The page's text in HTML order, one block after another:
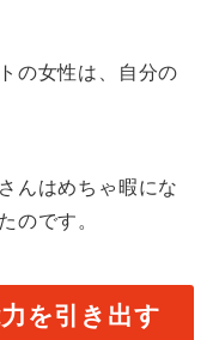
の女性は、自分の
んはめちゃ暇にな
のです。
を引き出す